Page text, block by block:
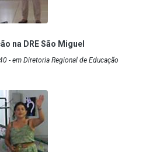
na DRE São Miguel
- em Diretoria Regional de Educação